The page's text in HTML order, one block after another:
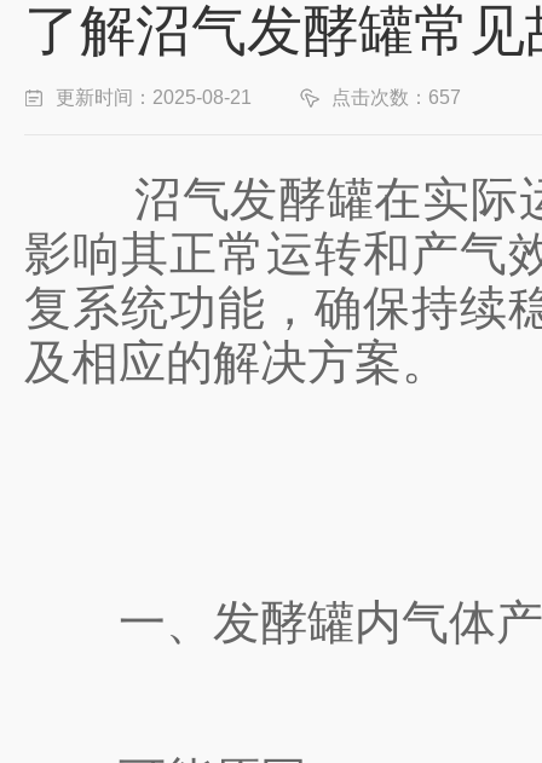
了解沼气发酵罐常
更新时间：2025-08-21 点击次数：657
沼气发酵罐在实际运
影响其正常运转和产气
复系统功能，确保持续
及相应的解决方案。
一、发酵罐内气体